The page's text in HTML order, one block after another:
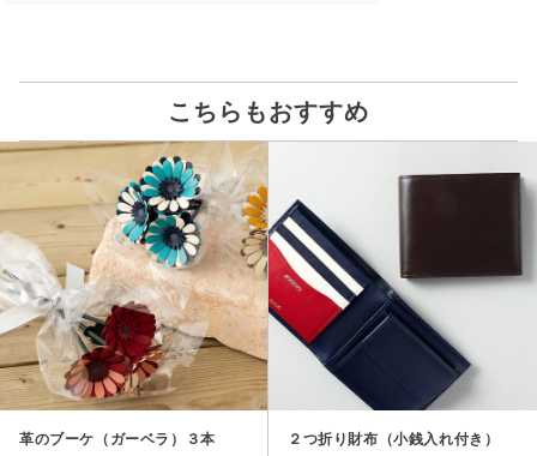
こちらもおすすめ
革のブーケ（ガーベラ）３本
２つ折り財布（小銭入れ付き）